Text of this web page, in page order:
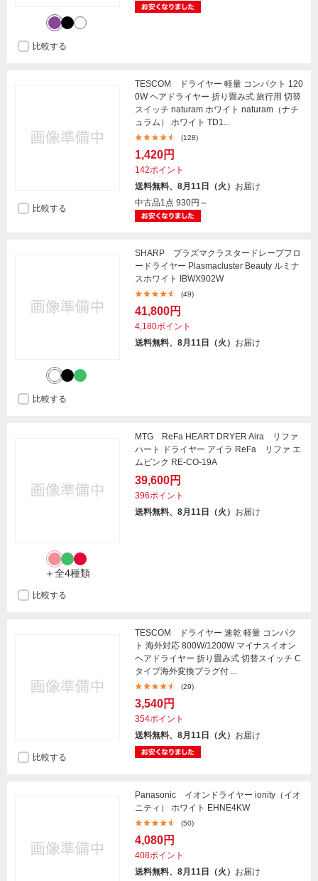
比較する
TESCOM ドライヤー 軽量 コンパクト 120
0W ヘアドライヤー 折り畳み式 旅行用 切替
スイッチ naturam ホワイト naturam（ナチ
ュラム） ホワイト TD1...
(128)
1,420円
142ポイント
送料無料、8月11日（火） お届け
中古品1点 930円～
比較する
SHARP プラズマクラスタードレープフロ
ードライヤー Plasmacluster Beauty ルミナ
スホワイト IBWX902W
(49)
41,800円
4,180ポイント
送料無料、8月11日（火） お届け
比較する
＋全4種類
MTG ReFa HEART DRYER Aira リファ
ハート ドライヤー アイラ ReFa リファ エ
ムピンク RE-CO-19A
39,600円
396ポイント
送料無料、8月11日（火） お届け
比較する
TESCOM ドライヤー 速乾 軽量 コンパク
ト 海外対応 800W/1200W マイナスイオン
ヘアドライヤー 折り畳み式 切替スイッチ C
タイプ海外変換プラグ付 ...
(29)
3,540円
354ポイント
送料無料、8月11日（火） お届け
比較する
Panasonic イオンドライヤー ionity（イオ
ニティ） ホワイト EHNE4KW
(50)
4,080円
408ポイント
送料無料、8月11日（火） お届け